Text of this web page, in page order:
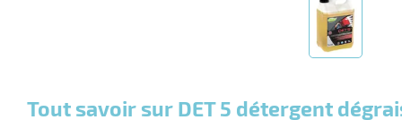
Tout savoir sur DET 5 détergent